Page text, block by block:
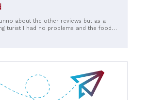
about the other reviews but as a
turist I had no problems and the food